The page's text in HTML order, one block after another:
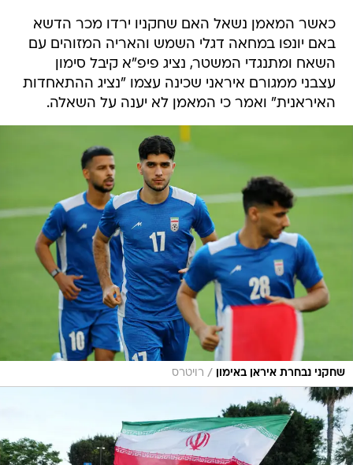
כאשר המאמן נשאל האם שחקניו ירדו מכר הדשא
באם יונפו במחאה דגלי השמש והאריה המזוהים עם
השאח ומתנגדי המשטר, נציג פיפ"א קיבל סימון
עצבני ממגורם איראני שכינה עצמו "נציג ההתאחדות
האיראנית" ואמר כי המאמן לא יענה על השאלה.
שחקני נבחרת איראן באימון / רויטרס